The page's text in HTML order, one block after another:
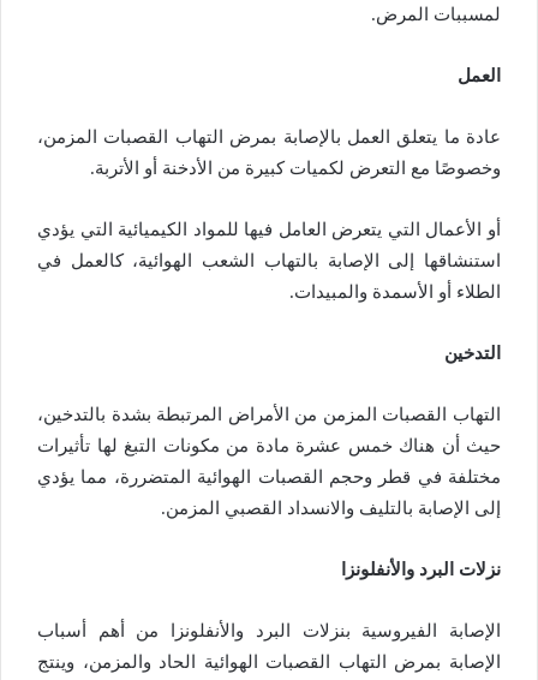
لمسببات المرض.
العمل
عادة ما يتعلق العمل بالإصابة بمرض التهاب القصبات المزمن،
وخصوصًا مع التعرض لكميات كبيرة من الأدخنة أو الأتربة.
أو الأعمال التي يتعرض العامل فيها للمواد الكيميائية التي يؤدي
استنشاقها إلى الإصابة بالتهاب الشعب الهوائية، كالعمل في
الطلاء أو الأسمدة والمبيدات.
التدخين
التهاب القصبات المزمن من الأمراض المرتبطة بشدة بالتدخين،
حيث أن هناك خمس عشرة مادة من مكونات التبغ لها تأثيرات
مختلفة في قطر وحجم القصبات الهوائية المتضررة، مما يؤدي
إلى الإصابة بالتليف والانسداد القصبي المزمن.
نزلات البرد والأنفلونزا
الإصابة الفيروسية بنزلات البرد والأنفلونزا من أهم أسباب
الإصابة بمرض التهاب القصبات الهوائية الحاد والمزمن، وينتج